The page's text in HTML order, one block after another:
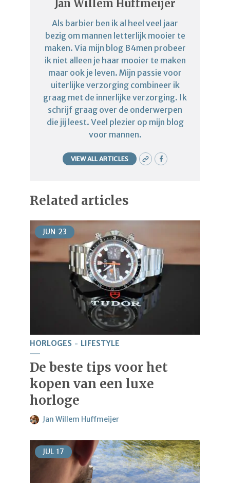
Jan Willem Huffmeijer
Als barbier ben ik al heel veel jaar
bezig om mannen letterlijk mooier te
maken. Via mijn blog B4men probeer
ik niet alleen je haar mooier te maken
maar ook je leven. Mijn passie voor
uiterlijke verzorging combineer ik
graag met de innerlijke verzorging. Ik
schrijf graag over de onderwerpen
die jij leest. Veel plezier op mijn blog
voor mannen.
VIEW ALL ARTICLES
Related articles
JUN 23
HORLOGES LIFESTYLE
De beste tips voor het
kopen van een luxe
horloge
Jan Willem Huffmeijer
JUL 17